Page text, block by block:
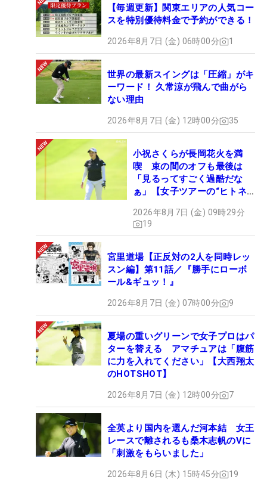
【毎週更新】関東エリアの人気コー
スを特別優待料金で予約ができる！
2026年8月7日 (金) 06時00分 1
世界の最新スイングは「圧縮」がキ
ーワード！ 久常涼が飛んで曲がら
ない理由
2026年8月7日 (金) 12時00分 35
小祝さくらが長岡花火を満
喫 束の間のオフも最後は
「見るってすごく過酷だな
ぁ」【女子ツアーの“ヒトネ
2026年8月7日 (金) 09時29分
19
宮里道場【正反対の2人を同時レッ
スン編】第11話／『勝手にローボ
ール&ギュッ！』
2026年8月7日 (金) 07時00分 9
夏場の重いグリーンで女子プロはパ
ターを替える アマチュアは「腹筋
に力を入れてください」【大西翔太
のHOTSHOT】
2026年8月7日 (金) 12時00分 7
全英より国内を選んだ河本結 女王
レースで離されるも桑木志帆のVに
「刺激をもらいました」
2026年8月6日 (木) 15時45分 19